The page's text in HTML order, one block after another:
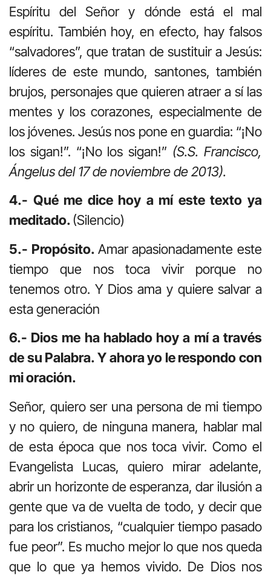
Espíritu del Señor y dónde está el mal
espíritu. También hoy, en efecto, hay falsos
“salvadores”, que tratan de sustituir a Jesús:
líderes de este mundo, santones, también
brujos, personajes que quieren atraer a sí las
mentes y los corazones, especialmente de
los jóvenes. Jesús nos pone en guardia: “¡No
los sigan!”. “¡No los sigan!” (S.S. Francisco,
Ángelus del 17 de noviembre de 2013).
4.- Qué me dice hoy a mí este texto ya
meditado.(Silencio)
5.- Propósito. Amar apasionadamente este
tiempo que nos toca vivir porque no
tenemos otro. Y Dios ama y quiere salvar a
esta generación
6.- Dios me ha hablado hoy a mí a través
de su Palabra. Y ahora yo le respondo con
mi oración.
Señor, quiero ser una persona de mi tiempo
y no quiero, de ninguna manera, hablar mal
de esta época que nos toca vivir. Como el
Evangelista Lucas, quiero mirar adelante,
abrir un horizonte de esperanza, dar ilusión a
gente que va de vuelta de todo, y decir que
para los cristianos, “cualquier tiempo pasado
fue peor”. Es mucho mejor lo que nos queda
que lo que ya hemos vivido. De Dios nos